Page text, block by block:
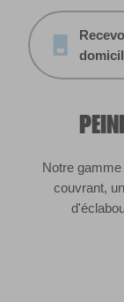
Notre
couvrant,